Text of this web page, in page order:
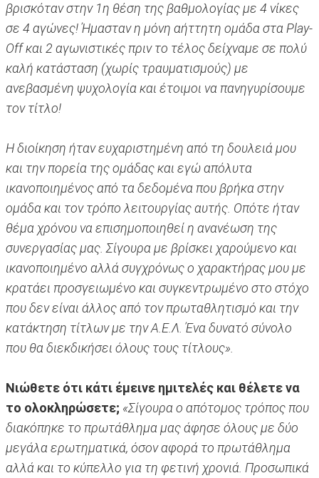
βρισκόταν στην 1η θέση της βαθμολογίας με 4 νίκες
σε 4 αγώνες! Ήμασταν η μόνη αήττητη ομάδα στα Play-
Off και 2 αγωνιστικές πριν το τέλος δείχναμε σε πολύ
καλή κατάσταση (χωρίς τραυματισμούς) με
ανεβασμένη ψυχολογία και έτοιμοι να πανηγυρίσουμε
τον τίτλο!
Η διοίκηση ήταν ευχαριστημένη από τη δουλειά μου
και την πορεία της ομάδας και εγώ απόλυτα
ικανοποιημένος από τα δεδομένα που βρήκα στην
ομάδα και τον τρόπο λειτουργίας αυτής. Οπότε ήταν
θέμα χρόνου να επισημοποιηθεί η ανανέωση της
συνεργασίας μας. Σίγουρα με βρίσκει χαρούμενο και
ικανοποιημένο αλλά συγχρόνως ο χαρακτήρας μου με
κρατάει προσγειωμένο και συγκεντρωμένο στο στόχο
που δεν είναι άλλος από τον πρωταθλητισμό και την
κατάκτηση τίτλων με την Α.Ε.Λ. Ένα δυνατό σύνολο
που θα διεκδικήσει όλους τους τίτλους».
Νιώθετε ότι κάτι έμεινε ημιτελές και θέλετε να
το ολοκληρώσετε; «Σίγουρα ο απότομος τρόπος που
διακόπηκε το πρωτάθλημα μας άφησε όλους με δύο
μεγάλα ερωτηματικά, όσον αφορά το πρωτάθλημα
αλλά και το κύπελλο για τη φετινή χρονιά. Προσωπικά